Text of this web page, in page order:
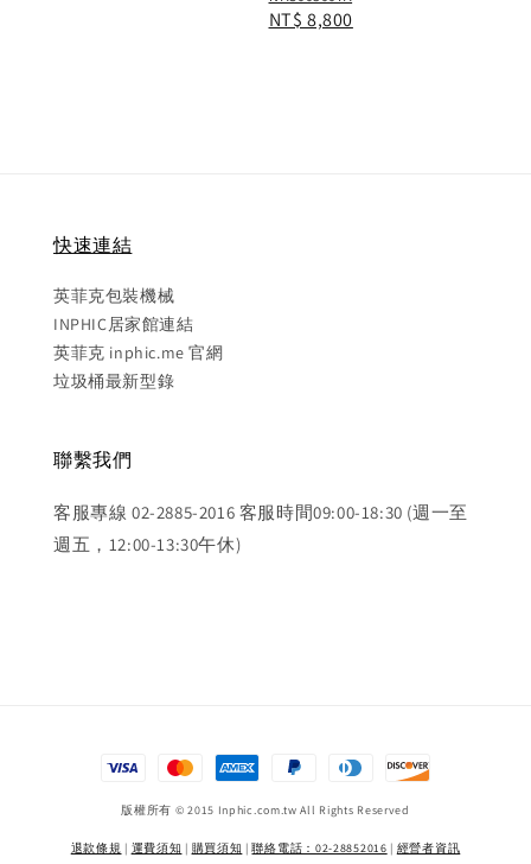
Regular
NT$ 8,800
快速連結
英菲克包裝機械
INPHIC居家館連結
英菲克 inphic.me 官網
垃圾桶最新型錄
聯繫我們
客服專線 02-2885-2016 客服時間09:00-18:30 (週一至
週五，12:00-13:30午休)
版權所有 © 2015 Inphic.com.tw All Rights Reserved
退款條規 | 運費須知 | 購買須知 |聯絡電話：02-28852016 | 經營者資訊